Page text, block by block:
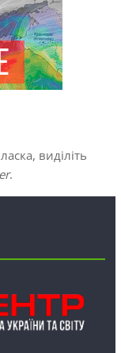
виділіть
.